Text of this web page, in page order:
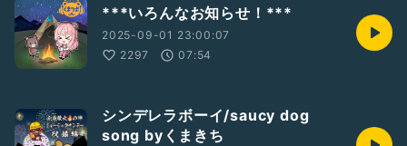
***いろんなお知らせ！***
2025-09-01 23:00:07
2297
07:54
シンデレラボーイ/saucy dog
song byくまきち